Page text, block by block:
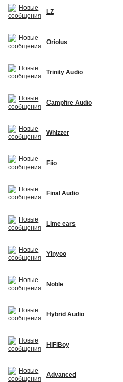
LZ
Oriolus
Trinity Audio
Campfire Audio
Whizzer
Fiio
Final Audio
Lime ears
Yinyoo
Noble
Hybrid Audio
HiFiBoy
Advanced